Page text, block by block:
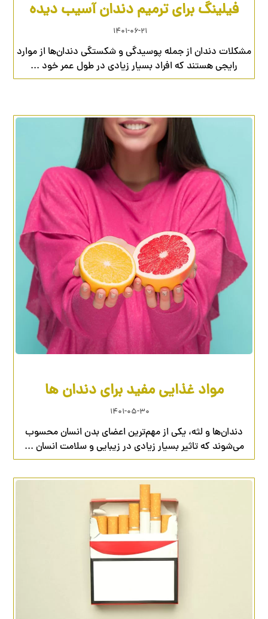
فیلینگ برای ترمیم دندان آسیب دیده
۱۴۰۱-۰۶-۲۱
مشکلات دندان از جمله پوسیدگی و شکستگی دندان‌ها از موارد
رایجی هستند که افراد بسیار زیادی در طول عمر خود ...
مواد غذایی مفید برای دندان ها
۱۴۰۱-۰۵-۳۰
دندان‌ها و لثه، یکی از مهم‌ترین اعضای بدن انسان محسوب
می‌شوند که تاثیر بسیار زیادی در زیبایی و سلامت انسان ...